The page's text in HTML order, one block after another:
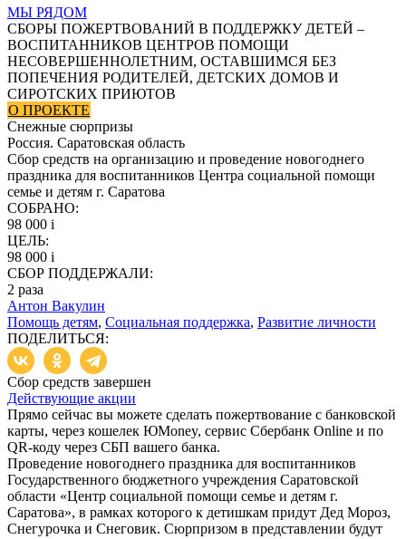
МЫ РЯДОМ
СБОРЫ ПОЖЕРТВОВАНИЙ В ПОДДЕРЖКУ ДЕТЕЙ –
ВОСПИТАННИКОВ ЦЕНТРОВ ПОМОЩИ
НЕСОВЕРШЕННОЛЕТНИМ, ОСТАВШИМСЯ БЕЗ
ПОПЕЧЕНИЯ РОДИТЕЛЕЙ, ДЕТСКИХ ДОМОВ И
СИРОТСКИХ ПРИЮТОВ
О ПРОЕКТЕ
Снежные сюрпризы
Россия. Саратовская область
Сбор средств на организацию и проведение новогоднего
праздника для воспитанников Центра социальной помощи
семье и детям г. Саратова
СОБРАНО:
98 000 i
ЦЕЛЬ:
98 000 i
СБОР ПОДДЕРЖАЛИ:
2 раза
Антон Вакулин
Помощь детям, Социальная поддержка, Развитие личности
ПОДЕЛИТЬСЯ:
Сбор средств завершен
Действующие акции
Прямо сейчас вы можете сделать пожертвование с банковской
карты, через кошелек ЮMoney, сервис Сбербанк Online и по
QR-коду через СБП вашего банка.
Проведение новогоднего праздника для воспитанников
Государственного бюджетного учреждения Саратовской
области «Центр социальной помощи семье и детям г.
Саратова», в рамках которого к детишкам придут Дед Мороз,
Снегурочка и Снеговик. Сюрпризом в представлении будут